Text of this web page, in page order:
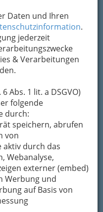
Daten und Ihren
.
jederzeit
& Verarbeitungen
Abs. 1 lit. a DSGVO)
folgende
durch:
speichern, abrufen
von
durch das
Webanalyse,
externer (embed)
Werbung und
auf Basis von
- der
von myToys
Lokale